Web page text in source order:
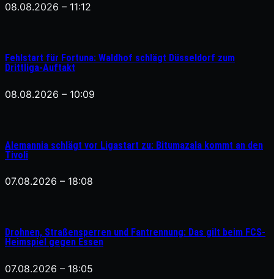
08.08.2026 – 11:12
Fehlstart für Fortuna: Waldhof schlägt Düsseldorf zum
Drittliga-Auftakt
08.08.2026 – 10:09
Alemannia schlägt vor Ligastart zu: Bitumazala kommt an den
Tivoli
07.08.2026 – 18:08
Drohnen, Straßensperren und Fantrennung: Das gilt beim FCS-
Heimspiel gegen Essen
07.08.2026 – 18:05